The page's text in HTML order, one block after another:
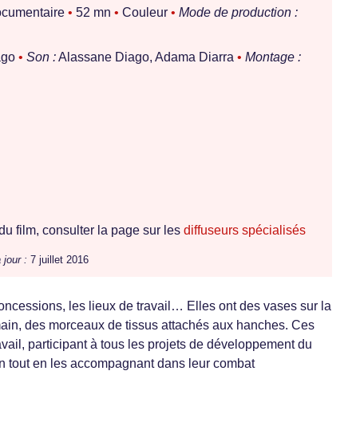
• 52 mn • Couleur • Mode de production :
• Son :Alassane Diago, Adama Diarra • Montage :
film, consulter la page sur les diffuseurs spécialisés
jour : 7 juillet 2016
les lieux de travail… Elles ont des vases sur la
des morceaux de tissus attachés aux hanches. Ces
participant à tous les projets de développement du
tout en les accompagnant dans leur combat